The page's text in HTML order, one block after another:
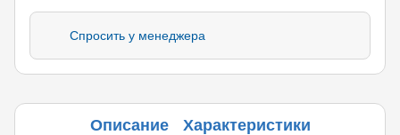
Спросить у менеджера
Описание Характеристики